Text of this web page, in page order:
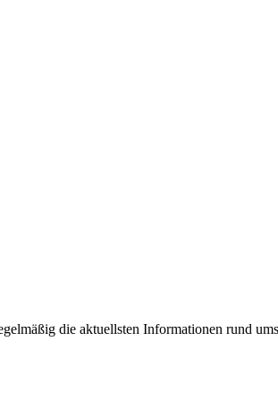
die aktuellsten Informationen rund